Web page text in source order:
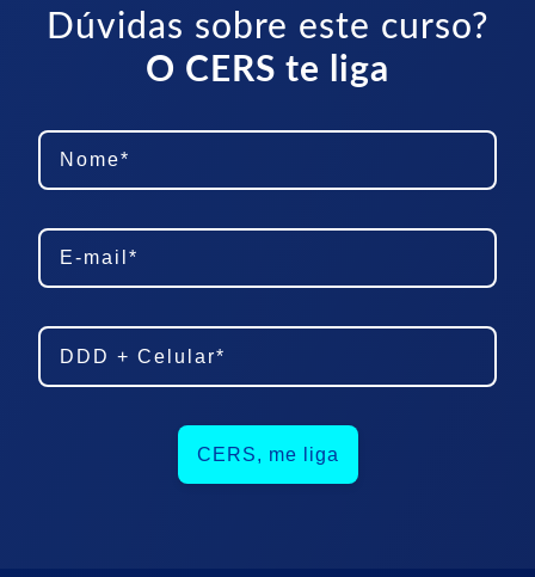
Dúvidas sobre este curso?
O CERS te liga
CERS, me liga